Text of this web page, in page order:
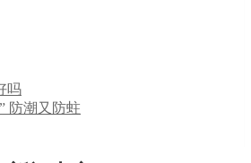
吗
防潮又防蛀